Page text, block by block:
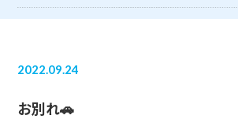
2022.09.24
お別れ🚗